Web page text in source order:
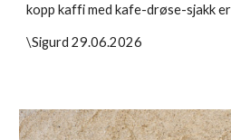
kopp kaffi med kafe-drøse-sjakk
\Sigurd 29.06.2026